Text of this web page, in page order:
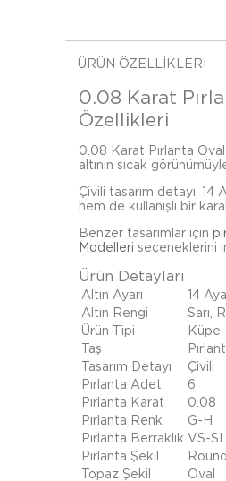
ÜRÜN ÖZELLIKLERI
0.08 Karat
Özellikleri
0.08 Karat Pırlanta Oval
altının sıcak
Çivili tasarım detayı,
hem de kullanışlı bir
Benzer tasarımlar için
Modelleri seçeneklerini
Ürün Detayları
Altın Ayarı
14
Altın Rengi
Sarı,
Ürün Tipi
Küpe
Taş
Tasarım Detayı
Çivili
Pırlanta Adet
6
Pırlanta Karat
0.08
Pırlanta Renk
G-H
Pırlanta Berraklık VS-SI
Pırlanta Şekil
Round
Topaz Şekil
Oval